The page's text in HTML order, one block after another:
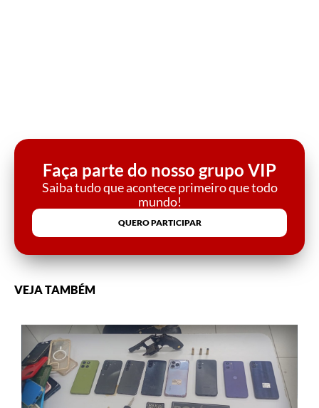
Faça parte do nosso grupo VIP
Saiba tudo que acontece primeiro que todo
mundo!
QUERO PARTICIPAR
VEJA TAMBÉM